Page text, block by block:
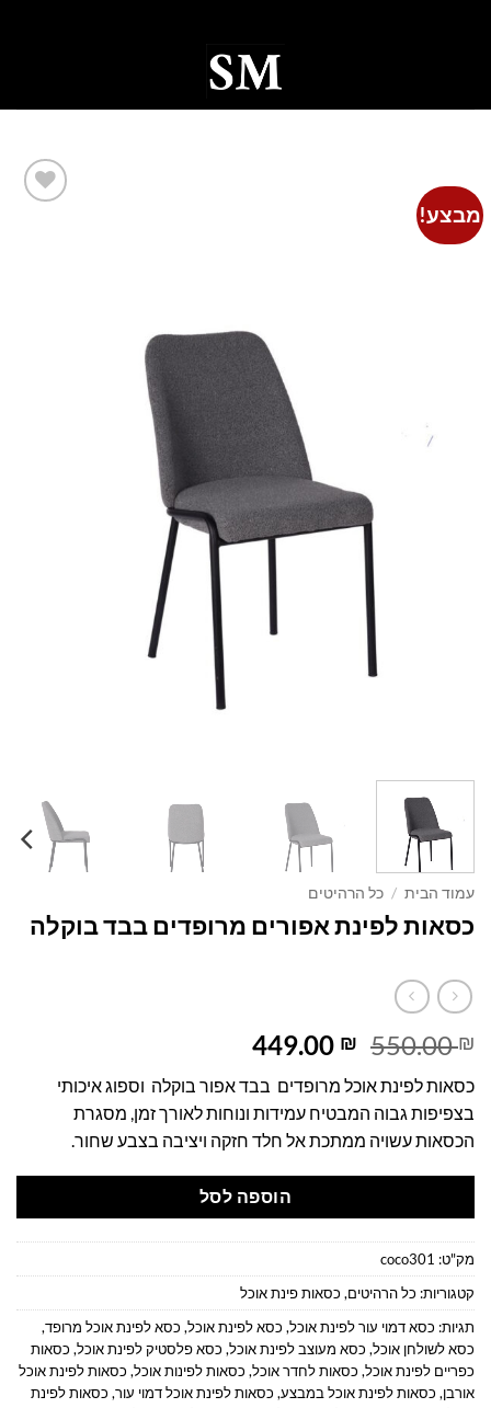
מבצע!
עמוד הבית / כל הרהיטים
כסאות לפינת אפורים מרופדים בבד בוקלה
550.00₪
המחיר
היה:
550.00 ₪.
449.00 ₪
המחיר
הוא:
449.00 ₪.
כסאות לפינת אוכל מרופדים בבד אפור בוקלה וספוג איכותי
בצפיפות גבוה המבטיח עמידות ונוחות לאורך זמן, מסגרת
הכסאות עשויה ממתכת אל חלד חזקה ויציבה בצבע שחור.
הוספה לסל
מק"ט: coco301
קטגוריות: כל הרהיטים, כסאות פינת אוכל
תגיות: כסא דמוי עור לפינת אוכל, כסא לפינת אוכל, כסא לפינת אוכל מרופד,
כסא לשולחן אוכל, כסא מעוצב לפינת אוכל, כסא פלסטיק לפינת אוכל, כסאות
כפריים לפינת אוכל, כסאות לחדר אוכל, כסאות לפינות אוכל, כסאות לפינת אוכל
אורבן, כסאות לפינת אוכל במבצע, כסאות לפינת אוכל דמוי עור, כסאות לפינת